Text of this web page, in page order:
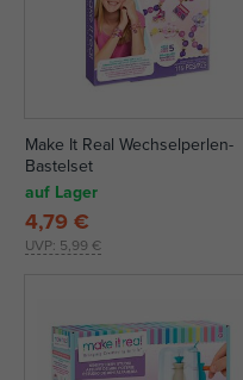
Make It Real Wechselperlen-
Bastelset
auf Lager
UVP: 5,99 €
4,79 €